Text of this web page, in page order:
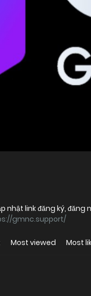
nhật link đăng ký,
gmnc.support/
Most viewed Most